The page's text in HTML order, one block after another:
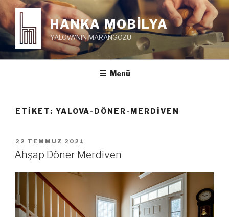
İçeriğe
geç
HANKA MOBİLYA
YALOVA'NIN MARANGOZU
Menü
ETIKET: YALOVA-DÖNER-MERDIVEN
YAYIM
TARIHI
22 TEMMUZ 2021
Ahşap Döner Merdiven